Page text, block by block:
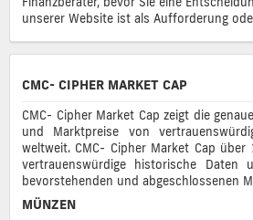
unserer Website ist als Aufforderung
CMC- CIPHER MARKET CAP
CMC- Cipher Market Cap zeigt die
und Marktpreise von
weltweit. CMC- Cipher Market Cap
vertrauenswürdige historische Daten
bevorstehenden und abgeschlossenen
MÜNZEN